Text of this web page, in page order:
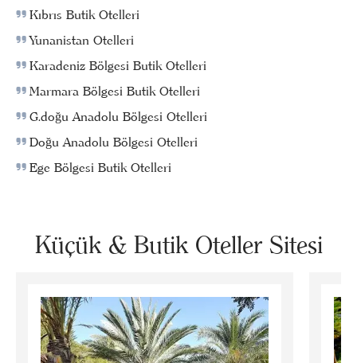
Kıbrıs Butik Otelleri
Yunanistan Otelleri
Karadeniz Bölgesi Butik Otelleri
Marmara Bölgesi Butik Otelleri
G.doğu Anadolu Bölgesi Otelleri
Doğu Anadolu Bölgesi Otelleri
Ege Bölgesi Butik Otelleri
Küçük & Butik Oteller Sitesi